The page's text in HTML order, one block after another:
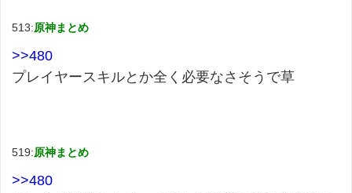
513:原神まとめ
>>480
プレイヤースキルとか全く必要なさそうで草
519:原神まとめ
>>480